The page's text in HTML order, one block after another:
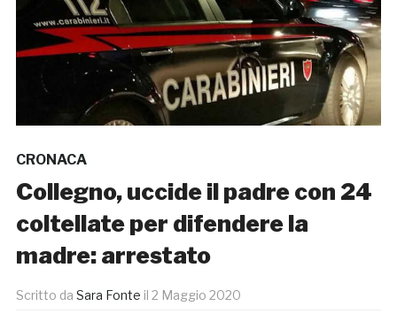
CRONACA
Collegno, uccide il padre con 24
coltellate per difendere la
madre: arrestato
Scritto da Sara Fonte il 2 Maggio 2020